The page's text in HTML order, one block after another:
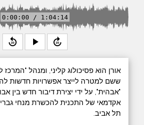
0:00:00 / 1:04:14
replay_30 play_arrow forward_30
אורן הוא פסיכולוג קליני, ומנהל
ששם למטרה לייצר אפשרויות חדשות
"אבהית", על ידי יצירת דיבור חדש בין
אקדמאי של התכנית להכשרת מנחי
תל אביב.